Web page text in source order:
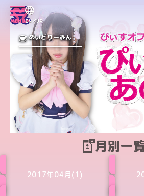
MENUEN／JP
めいどりーみん
月別一
2017年04月(1)